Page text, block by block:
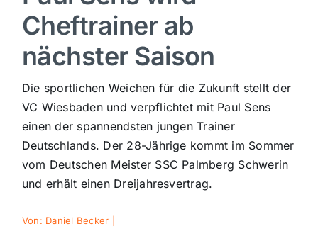
Sport
Panorama
Mein Stadtteil
Galerie
Cheftrainer ab
nächster Saison
Die sportlichen Weichen für die Zukunft stellt der
VC Wiesbaden und verpflichtet mit Paul Sens
einen der spannendsten jungen Trainer
Deutschlands. Der 28-Jährige kommt im Sommer
vom Deutschen Meister SSC Palmberg Schwerin
und erhält einen Dreijahresvertrag.
Von: Daniel Becker